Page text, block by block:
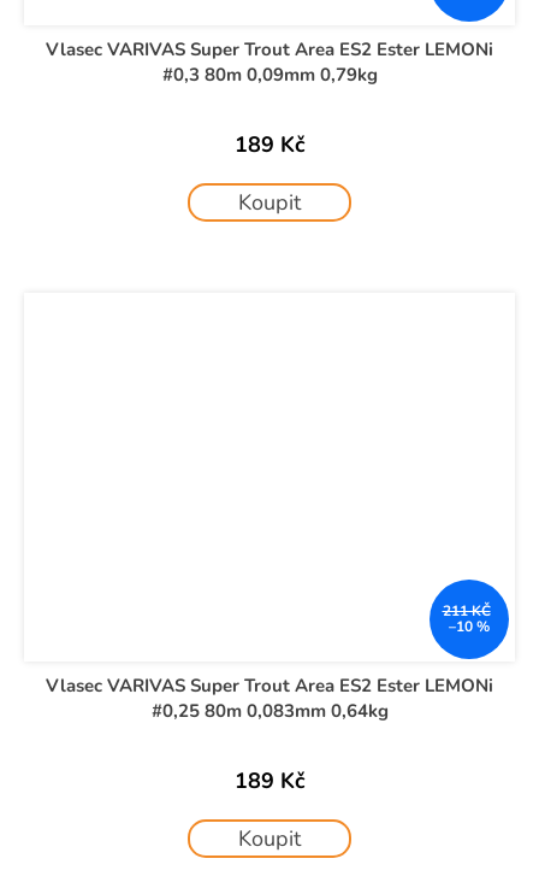
Vlasec VARIVAS Super Trout Area ES2 Ester LEMONi
#0,3 80m 0,09mm 0,79kg
189 Kč
Koupit
211 KČ
–10 %
Vlasec VARIVAS Super Trout Area ES2 Ester LEMONi
#0,25 80m 0,083mm 0,64kg
189 Kč
Koupit